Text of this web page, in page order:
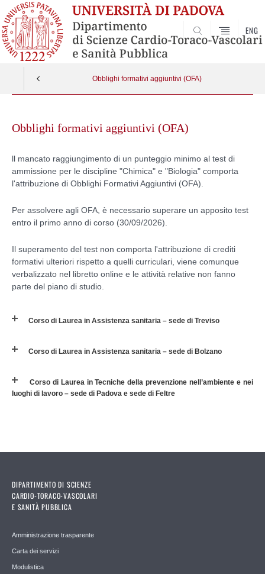
SEARCH
ENG
Obblighi formativi aggiuntivi (OFA)
contentObblighi formativi aggiuntivi (OFA)
ll mancato raggiungimento di un punteggio minimo al test di
ammissione per le discipline "Chimica" e "Biologia" comporta
l'attribuzione di Obblighi Formativi Aggiuntivi (OFA).
Per assolvere agli OFA, è necessario superare un apposito test
entro il primo anno di corso (30/09/2026).
Il superamento del test non comporta l'attribuzione di crediti
formativi ulteriori rispetto a quelli curriculari, viene comunque
verbalizzato nel libretto online e le attività relative non fanno
parte del piano di studio.
Corso di Laurea in Assistenza sanitaria – sede di Treviso
Corso di Laurea in Assistenza sanitaria – sede di Bolzano
Corso di Laurea in Tecniche della prevenzione nell’ambiente e nei
luoghi di lavoro – sede di Padova e sede di Feltre
DIPARTIMENTO DI SCIENZE
CARDIO-TORACO-VASCOLARI
E SANITÀ PUBBLICA
Amministrazione trasparente
Carta dei servizi
Modulistica